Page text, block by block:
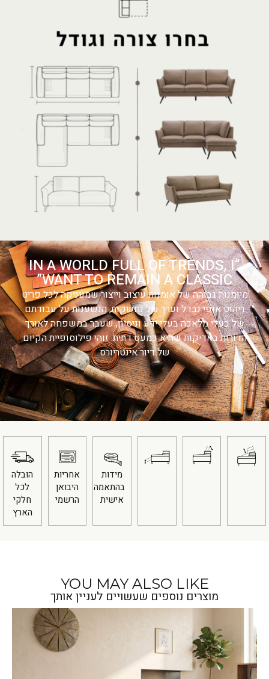
“IN A WORLD FULL OF TRENDS, I
WANT TO REMAIN A CLASSIC”
מיומנות גבוהה של אומנות עיצוב וייצור שמעניקה לכל פריט
ריהוט אופי נבדל וערך של נחשקות, הנשענות על עבודתם
של בעלי מלאכה בעלי ידע וניסיון, שעבר במשפחה לאורך
הדורות באדיקות שהיא כמעט דתית. זוהי פילוסופיית הקיום
של דיור אינטריורס
מידות
בהתאמה
אישית
אחריות
היבואן
הרשמי
הובלה
לכל
חלקי
הארץ
YOU MAY ALSO LIKE
מוצרים נוספים שעשויים לעניין אותך